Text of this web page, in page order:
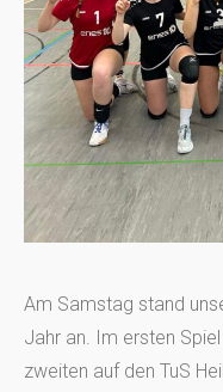
Am Samstag stand
Jahr an. Im ersten
zweiten auf den TuS